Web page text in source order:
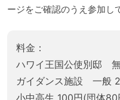
ージをご確認のうえ参加し
料金：
ハワイ王国公使別邸
ガイダンス施設 一般